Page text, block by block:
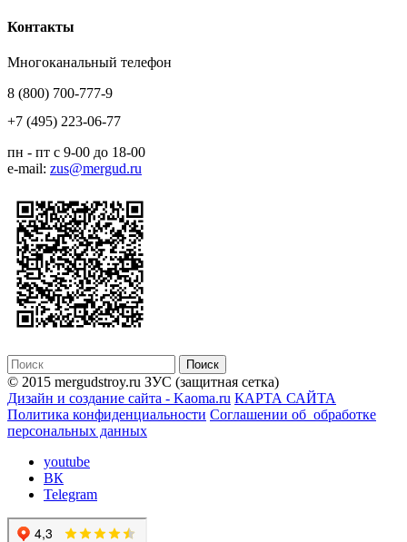
Контакты
Многоканальный телефон
8 (800) 700-777-9
+7 (495) 223-06-77
пн - пт с 9-00 до 18-00
e-mail: zus@mergud.ru
© 2015 mergudstroy.ru ЗУС (защитная сетка)
Дизайн и создание сайта - Kaoma.ru КАРТА САЙТА
Политика конфиденциальности Соглашении об обработке
персональных данных
youtube
ВК
Telegram